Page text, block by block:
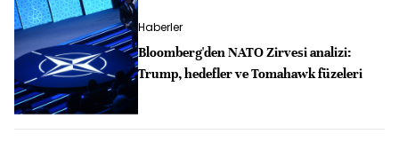
Haberler
Bloomberg'den NATO Zirvesi analizi:
Trump, hedefler ve Tomahawk füzeleri